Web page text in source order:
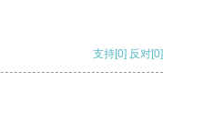
支持[0] 反对[0]